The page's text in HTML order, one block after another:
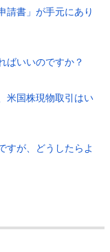
請書」が手元にあり
ばいいのですか？
米国株現物取引はい
すが、どうしたらよ